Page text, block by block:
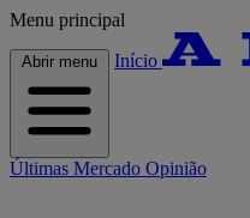
Menu principal
Abrir menu Início
Últimas Mercado Opinião